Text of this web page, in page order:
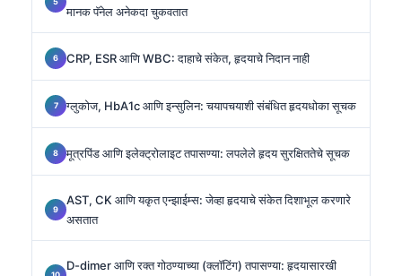
मानक पॅनेल अनेकदा चुकवतात
CRP, ESR आणि WBC: दाहाचे संकेत, हृदयाचे निदान नाही
ग्लुकोज, HbA1c आणि इन्सुलिन: चयापचयाशी संबंधित हृदयधोका सूचक
मूत्रपिंड आणि इलेक्ट्रोलाइट तपासण्या: लपलेले हृदय सुरक्षिततेचे सूचक
AST, CK आणि यकृत एन्झाईम्स: जेव्हा हृदयाचे संकेत दिशाभूल करणारे
असतात
D-dimer आणि रक्त गोठण्याच्या (क्लॉटिंग) तपासण्या: हृदयासारखी